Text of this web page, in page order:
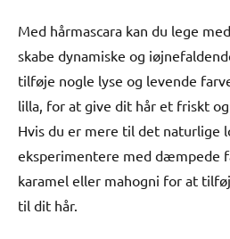
Med hårmascara kan du lege
skabe dynamiske og
tilføje nogle lyse og levende
lilla, for at give dit hår et friskt
Hvis du er mere til det naturlige
eksperimentere med dæmpede
karamel eller mahogni for at
til dit hår.